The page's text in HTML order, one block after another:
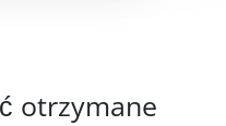
otrzymane